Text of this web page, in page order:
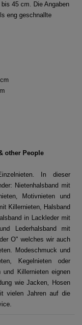
45 cm. Die Angaben
eng geschnallte
other People
In dieser
Nietenhalsband mit
Motivnieten und
Killernieten, Halsband
in Lackleder mit
Lederhalsband mit
O" welches wir auch
Modeschmuck und
Kegelnieten oder
und Killernieten eignen
wie Jacken, Hosen
vielen Jahren auf die